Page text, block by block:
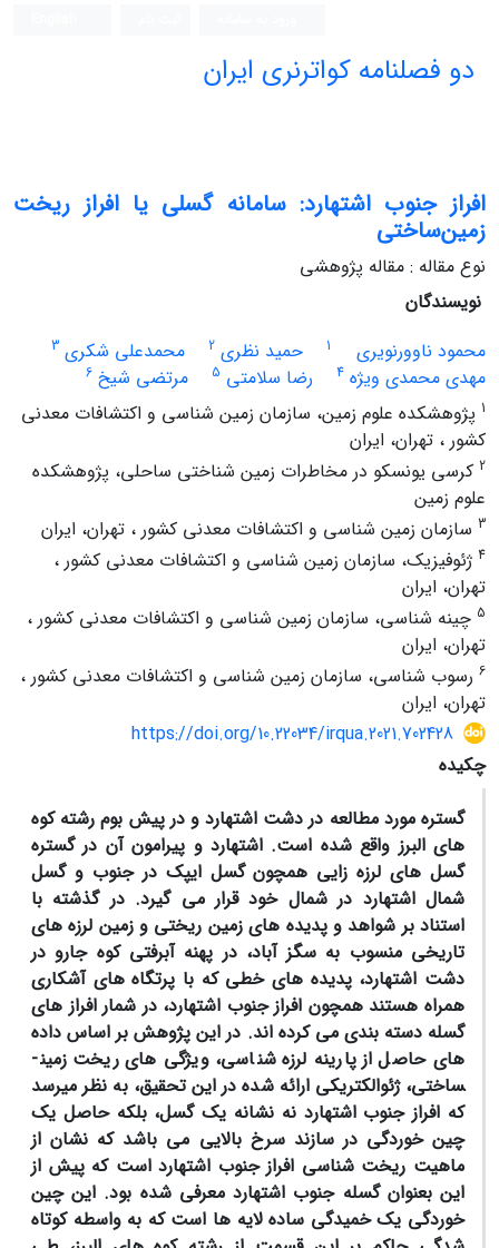
دو فصلنامه کواترنری ایران
افراز جنوب اشتهارد: سامانه گسلی یا افراز ریخت
زمین‌ساختی
نوع مقاله : مقاله پژوهشی
نویسندگان
محمود ناوورنویری
1 حمید نظری 2 محمدعلی شکری 3
مهدی محمدی ویژه 4 رضا سلامتی 5 مرتضی شیخ 6
1 پژوهشکده علوم زمین، سازمان زمین شناسی و اکتشافات معدنی
کشور ، تهران، ایران
2 کرسی یونسکو در مخاطرات زمین شناختی ساحلی، پژوهشکده
علوم زمین
3 سازمان زمین شناسی و اکتشافات معدنی کشور ، تهران، ایران
4 ژئوفیزیک، سازمان زمین شناسی و اکتشافات معدنی کشور ،
تهران، ایران
5 چینه شناسی، سازمان زمین شناسی و اکتشافات معدنی کشور ،
تهران، ایران
6 رسوب شناسی، سازمان زمین شناسی و اکتشافات معدنی کشور ،
تهران، ایران
https://doi.org/10.22034/irqua.2021.702428
چکیده
گستره مورد مطالعه در دشت اشتهارد و در پیش بوم رشته کوه
های البرز واقع شده است. اشتهارد و پیرامون آن در گستره
گسل های لرزه زایی همچون گسل ایپک در جنوب و گسل
شمال اشتهارد در شمال خود قرار می گیرد. در گذشته با
استناد بر شواهد و پدیده های زمین ریختی و زمین لرزه های
تاریخی منسوب به سگز آباد، در پهنه آبرفتی کوه جارو در
دشت اشتهارد، پدیده های خطی که با پرتگاه های آشکاری
همراه هستند همچون افراز جنوب اشتهارد، در شمار افراز های
گسله دسته بندی می کرده اند. در این پژوهش بر اساس داده
های حاصل از پارینه لرزه شناسی، ویژگی های ریخت­ زمین­
ساختی، ژئوالکتریکی ارائه شده در این تحقیق، به نظر می­رسد
که افراز جنوب اشتهارد نه نشانه یک گسل، بلکه حاصل یک
چین خوردگی در سازند سرخ بالایی می باشد که نشان از
ماهیت ریخت شناسی افراز جنوب اشتهارد است که پیش از
این بعنوان گسله جنوب اشتهارد معرفی شده بود. این چین
خوردگی یک خمیدگی ساده لایه ها است که به واسطه کوتاه